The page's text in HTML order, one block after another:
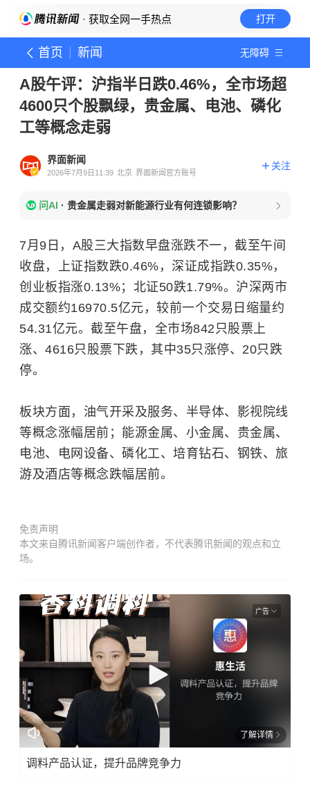
· 获取全网一手热点 打开
首页 新闻 无障碍
A股午评：沪指半日跌0.46%，全市场超
4600只个股飘绿，贵金属、电池、磷化
工等概念走弱
界面新闻
2026年7月9日11:39 北京 界面新闻官方账号
关注
问AI · 贵金属走弱对新能源行业有何连锁影响？
7月9日，A股三大指数早盘涨跌不一，截至午间
收盘，上证指数跌0.46%，深证成指跌0.35%，
创业板指涨0.13%；北证50跌1.79%。沪深两市
成交额约16970.5亿元，较前一个交易日缩量约
54.31亿元。截至午盘，全市场842只股票上
涨、4616只股票下跌，其中35只涨停、20只跌
停。
板块方面， 油气开采及服务、半导体、影视院线
等概念涨幅居前；能源金属、小金属、贵金属、
电池、电网设备、磷化工、培育钻石、钢铁、旅
游及酒店等概念跌幅居前。
免责声明
本文来自腾讯新闻客户端创作者，不代表腾讯新闻的观点和立
场。
广告
了解详情
调料产品认证，提升品牌竞争力